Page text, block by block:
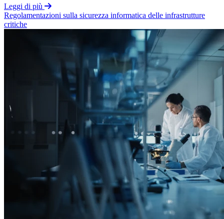
Leggi di più
Regolamentazioni sulla sicurezza informatica delle infrastrutture
critiche